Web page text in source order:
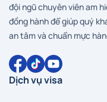
đội ngũ chuyên viên am
đồng hành để giúp quý
an tâm và chuẩn mực
Dịch vụ visa